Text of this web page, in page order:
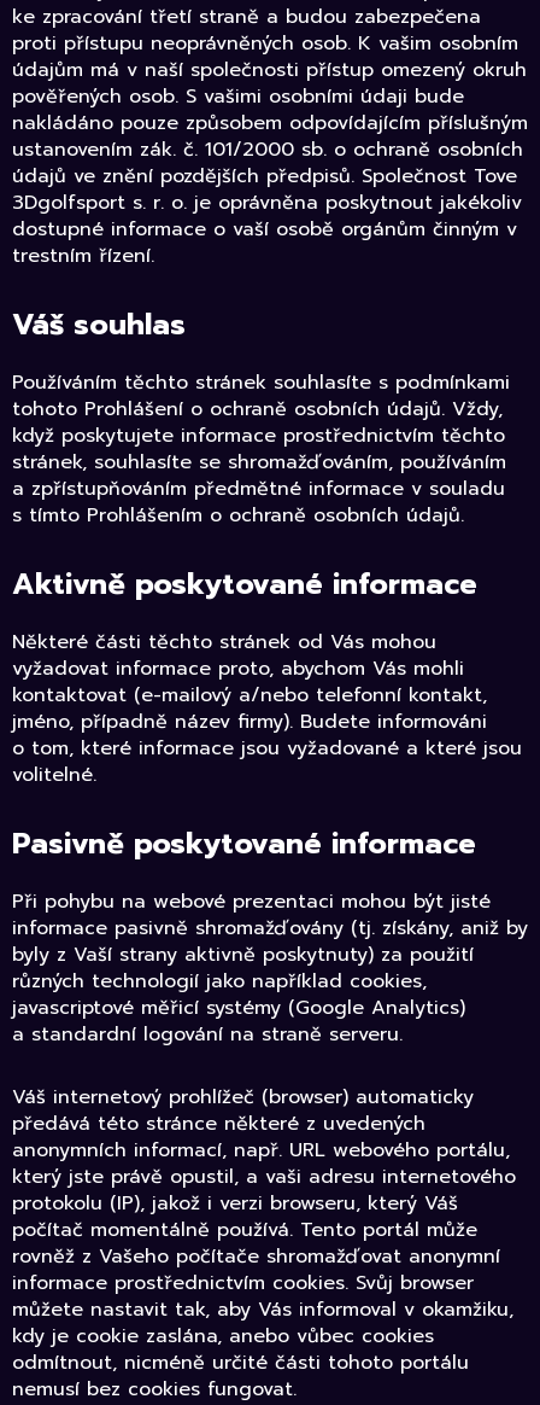
ke zpracování třetí straně a budou zabezpečena
proti přístupu neoprávněných osob. K vašim osobním
údajům má v naší společnosti přístup omezený okruh
pověřených osob. S vašimi osobními údaji bude
nakládáno pouze způsobem odpovídajícím příslušným
ustanovením zák. č. 101/2000 sb. o ochraně osobních
údajů ve znění pozdějších předpisů. Společnost Tove
3Dgolfsport s. r. o. je oprávněna poskytnout jakékoliv
dostupné informace o vaší osobě orgánům činným v
trestním řízení.
Váš souhlas
Používáním těchto stránek souhlasíte s podmínkami
tohoto Prohlášení o ochraně osobních údajů. Vždy,
když poskytujete informace prostřednictvím těchto
stránek, souhlasíte se shromažďováním, používáním
a zpřístupňováním předmětné informace v souladu
s tímto Prohlášením o ochraně osobních údajů.
Aktivně poskytované informace
Některé části těchto stránek od Vás mohou
vyžadovat informace proto, abychom Vás mohli
kontaktovat (e-mailový a/nebo telefonní kontakt,
jméno, případně název firmy). Budete informováni
o tom, které informace jsou vyžadované a které jsou
volitelné.
Pasivně poskytované informace
Při pohybu na webové prezentaci mohou být jisté
informace pasivně shromažďovány (tj. získány, aniž by
byly z Vaší strany aktivně poskytnuty) za použití
různých technologií jako například cookies,
javascriptové měřicí systémy (Google Analytics)
a standardní logování na straně serveru.
Váš internetový prohlížeč (browser) automaticky
předává této stránce některé z uvedených
anonymních informací, např. URL webového portálu,
který jste právě opustil, a vaši adresu internetového
protokolu (IP), jakož i verzi browseru, který Váš
počítač momentálně používá. Tento portál může
rovněž z Vašeho počítače shromažďovat anonymní
informace prostřednictvím cookies. Svůj browser
můžete nastavit tak, aby Vás informoval v okamžiku,
kdy je cookie zaslána, anebo vůbec cookies
odmítnout, nicméně určité části tohoto portálu
nemusí bez cookies fungovat.